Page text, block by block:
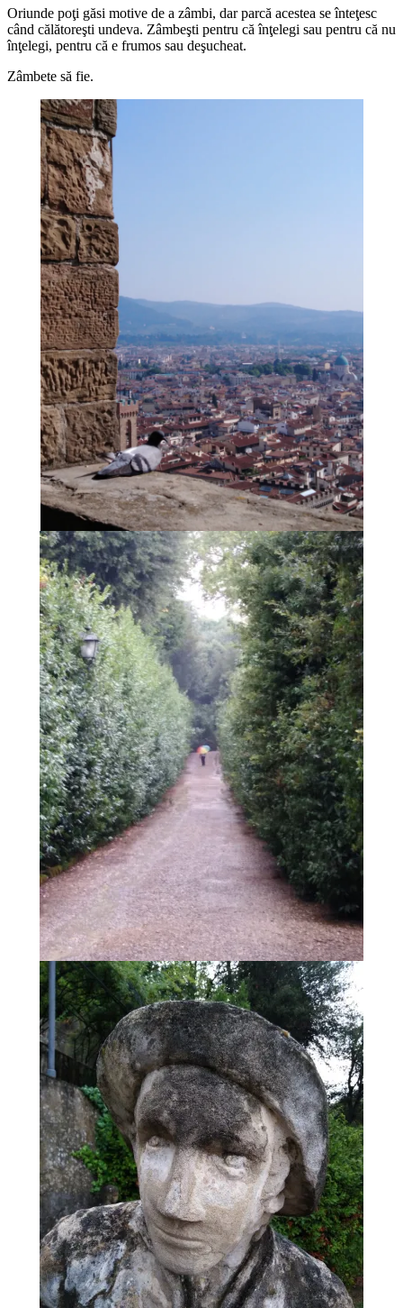
Oriunde poţi găsi motive de a zâmbi, dar parcă acestea se înteţesc
când călătoreşti undeva. Zâmbeşti pentru că înţelegi sau pentru că nu
înţelegi, pentru că e frumos sau deşucheat.
Zâmbete să fie.